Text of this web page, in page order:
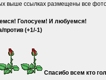
выше ссылках размещены все
Голосуем! И любуемся!
против (+1/-1)
Спасибо всем кто